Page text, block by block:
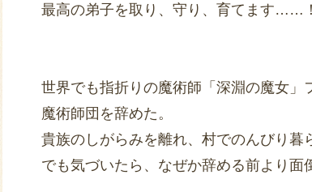
最高の弟子を取り、守り、育てます……！
世界でも指折りの魔術師「深淵の魔女」
魔術師団を辞めた。
貴族のしがらみを離れ、村でのんびり暮
でも気づいたら、なぜか辞める前より